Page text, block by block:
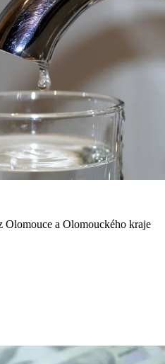
Olomouce a Olomouckého kraje